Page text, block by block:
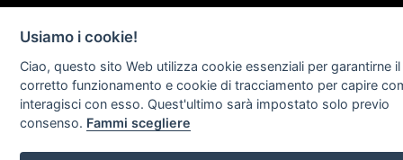
Usiamo i cookie!
Ciao, questo sito Web utilizza cookie essenziali per garantirne il
corretto funzionamento e cookie di tracciamento per capire
interagisci con esso. Quest'ultimo sarà impostato solo previo
consenso. Fammi scegliere